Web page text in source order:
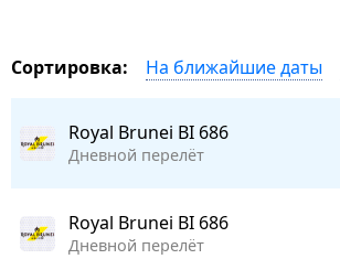
Сортировка: На ближайшие даты
Royal Brunei BI 686
Дневной перелёт
Royal Brunei BI 686
Дневной перелёт